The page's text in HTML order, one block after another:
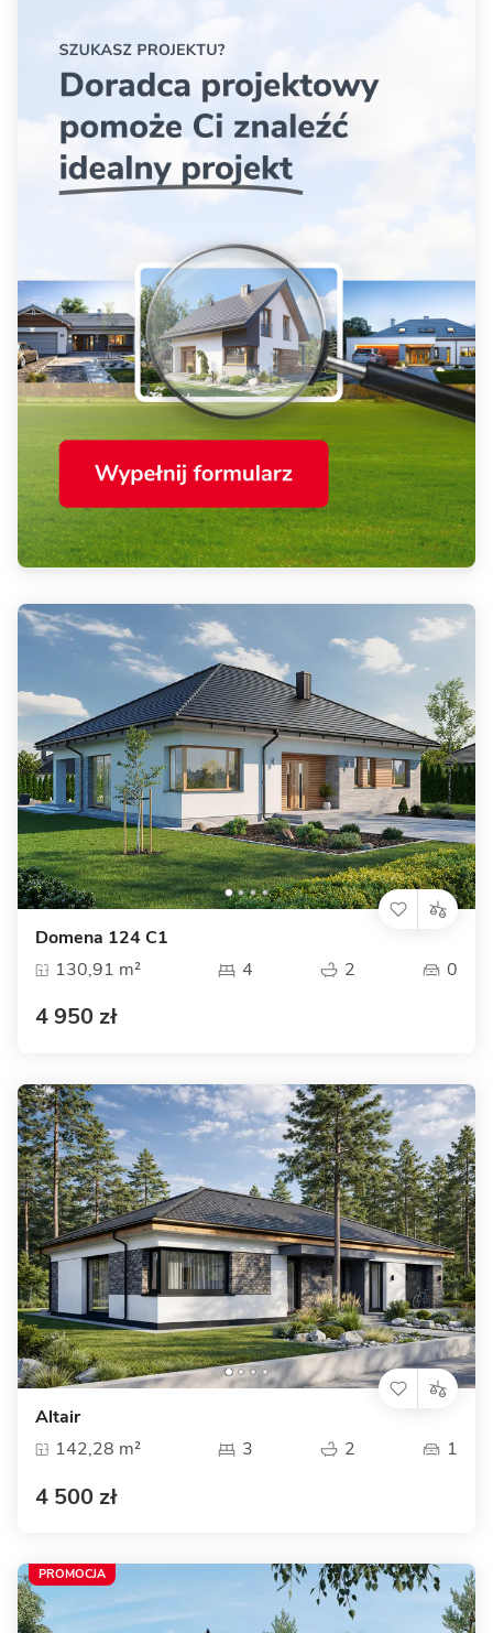
Domena 124 C1
130,91 m²
4 2 0
4 950 zł
Altair
142,28 m²
3 2 1
4 500 zł
PROMOCJA